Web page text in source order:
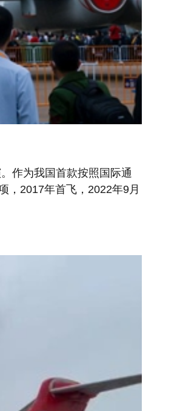
作为我国首款按照国际通
，2017年首飞，2022年9月